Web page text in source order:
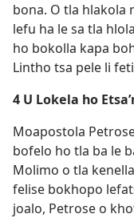
bona. O tla hlakola
lefu ha le sa tla
ho bokolla kapa
Lintho tsa pele li
4 U Lokela ho
Moapostola
bofelo ho tla ba le
Molimo o tla
felise bokhopo
joalo, Petrose o